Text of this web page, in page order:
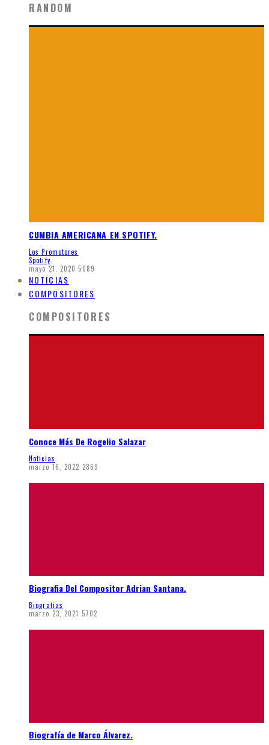
RANDOM
CUMBIA AMERICANA EN SPOTIFY.
Los Promotores
Spotify
mayo 21, 2020 5089
NOTICIAS
COMPOSITORES
COMPOSITORES
Conoce Más De Rogelio Salazar
Noticias
marzo 16, 2022 2869
Biografia Del Compositor Adrian Santana.
Biografias
marzo 23, 2021 5702
Biografía de Marco Álvarez.